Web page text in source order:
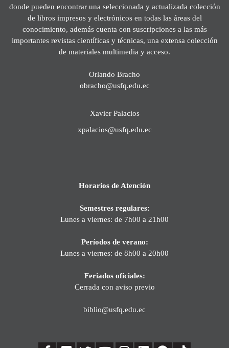
donde pueden encontrar una seleccionada y actualizada colección
de libros impresos y electrónicos en todas las áreas del
conocimiento, además cuenta con suscripciones a las más
importantes revistas científicas y técnicas, una extensa colección
de materiales multimedia y acceso.
Orlando Bracho
obracho@usfq.edu.ec
Xavier Palacios
xpalacios@usfq.edu.ec
Horarios de Atención
Semestres regulares:
Lunes a viernes: de 7h00 a 21h00
Períodos de verano:
Lunes a viernes: de 8h00 a 20h00
Feriados oficiales:
Cerrada con aviso previo
biblio@usfq.edu.ec